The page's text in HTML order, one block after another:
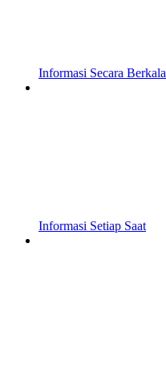
Informasi Secara Berkala
Informasi Setiap Saat